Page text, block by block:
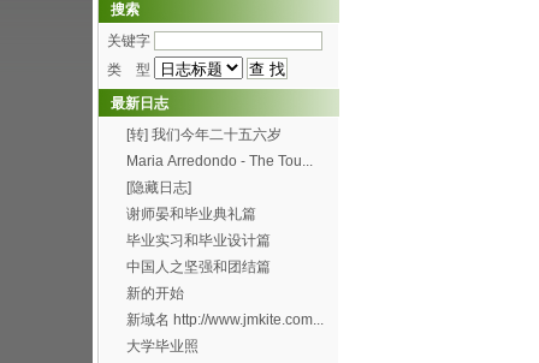
搜索
关键字
类 型
最新日志
[转] 我们今年二十五六岁
Maria Arredondo - The Tou...
[隐藏日志]
谢师晏和毕业典礼篇
毕业实习和毕业设计篇
中国人之坚强和团结篇
新的开始
新域名 http://www.jmkite.com...
大学毕业照